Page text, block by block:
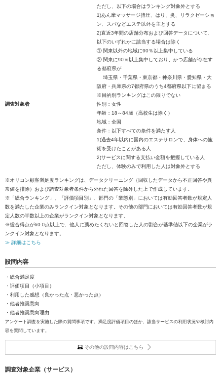
ただし、以下の場合はランキング対象外とする
1)あん摩マッサージ指圧、はり、灸、リラクゼーショ
ン、スパなどエステ以外を主とする
2)直近3年間の店舗分布および回答データについて、
以下のいずれかに該当する場合は除く
① 関東以外の地域に90％以上集中している
② 関東に90％以上集中しており、かつ店舗が存在す
る都府県が
埼玉県・千葉県・東京都・神奈川県・愛知県・大
阪府・兵庫県の7都府県のうち4都府県以下に留まる
※目的別ランキングはこの限りでない
調査対象者
性別：女性
年齢：18～84歳（高校生は除く）
地域：全国
条件：以下すべての条件を満たす人
1)過去4年以内に国内のエステサロンで、身体への施
術を受けたことがある人
2)サービスに関する支払い金額を把握している人
ただし、体験のみで利用した人は対象外とする
※オリコン顧客満足度ランキングは、データクリーニング（回収したデータから不正回答や異
常値を排除）および調査対象者条件から外れた回答を除外した上で作成しています。
※「総合ランキング」、「評価項目別」、部門の「業態別」においては有効回答者数が規定人
数を満たした企業のみランクイン対象となります。その他の部門においては有効回答者数が規
定人数の半数以上の企業がランクイン対象となります。
※総合得点が60.0点以上で、他人に薦めたくないと回答した人の割合が基準値以下の企業がラ
ンクイン対象となります。
≫ 詳細はこちら
設問内容
・総合満足度
・評価項目（小項目）
・利用した感想（良かった点・悪かった点）
・他者推奨意向
・他者推奨意向理由
アンケート調査を実施した際の質問事項です。満足度評価項目のほか、該当サービスの利用状況や検討内
容を質問しています。
その他の設問内容はこちら
調査対象企業（サービス）